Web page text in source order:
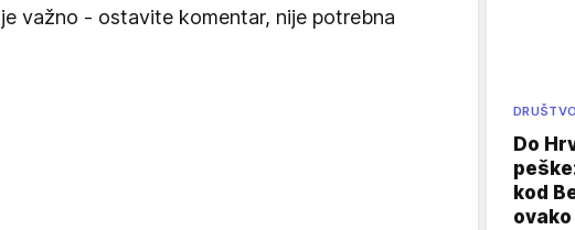
važno - ostavite komentar, nije potrebna
DRUŠTVO
Do
kod